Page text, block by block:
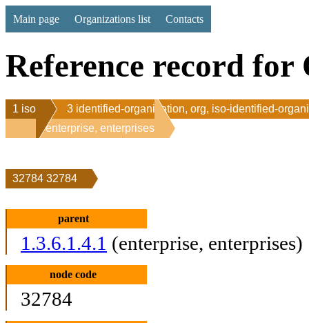
Main page Organizations list Contacts
Reference record for
1 iso
3 identified-organization, org, iso-identified-
1 enterprise, enterprises
32784 32784
parent
1.3.6.1.4.1 (enterprise, enterprises)
node code
32784